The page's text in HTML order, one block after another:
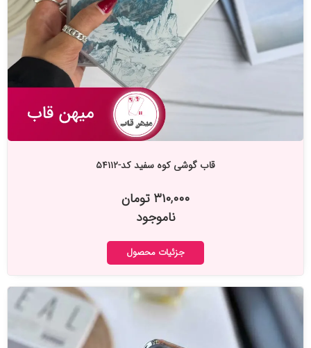
قاب گوشی کوه سفید کد-۵۴۱۱۲
۳۱۰,۰۰۰ تومان
ناموجود
جزئیات محصول